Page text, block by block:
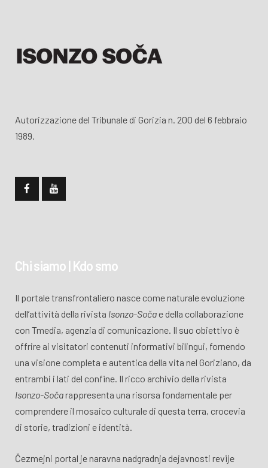
Autorizzazione del Tribunale di Gorizia n. 200 del 6 febbraio
1989.
Chi siamo | Kdo smo
Il portale transfrontaliero nasce come naturale evoluzione
dell’attività della rivista Isonzo-Sočae della collaborazione
con Tmedia, agenzia di comunicazione. Il suo obiettivo è
offrire ai visitatori contenuti informativi bilingui, fornendo
una visione completa e autentica della vita nel Goriziano, da
entrambi i lati del confine. Il ricco archivio della rivista
Isonzo-Sočarappresenta una risorsa fondamentale per
comprendere il mosaico culturale di questa terra, crocevia
di storie, tradizioni e identità.
Čezmejni portal je naravna nadgradnja dejavnosti revije